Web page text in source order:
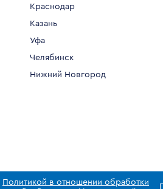
Политикой в отношении обработки
Краснодар
Казань
Уфа
Челябинск
Нижний Новгород